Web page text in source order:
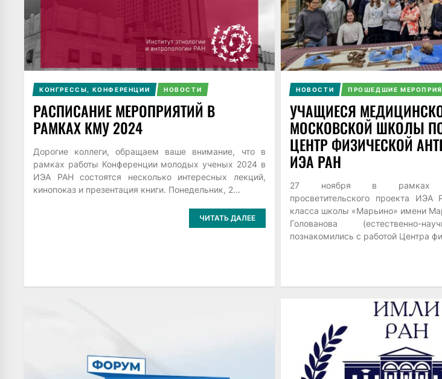
КОНГРЕССЫ, КОНФЕРЕНЦИИ НОВОСТИ
РАСПИСАНИЕ МЕРОПРИЯТИЙ В
РАМКАХ КМУ 2024
Дорогие коллеги, обращаем ваше внимание, что в
рамках работы Конференции молодых ученых 2024 в
ИЭА РАН состоятся несколько интересных лекций,
кинопоказ и презентация книги. Понедельник, 2...
ЧИТАТЬ ДАЛЕЕ
НОВОСТИ ПРОШЕДШИЕ
УЧАЩИЕСЯ
МОСКОВСКОЙ ШКОЛЫ
ЦЕНТР ФИЗИЧЕСКОЙ
ИЭА РАН
27 ноября в рамках
просветительского проекта
класса школы «Марьино» имени
Голованова (естественно-
познакомились с работой Центра